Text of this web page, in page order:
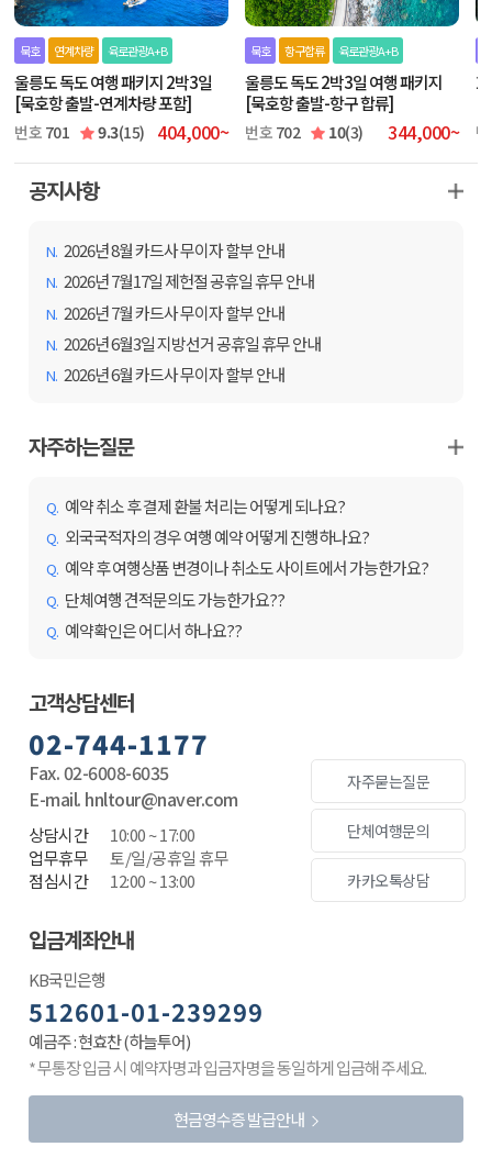
묵호 연계차량 육로관광A+B
울릉도 독도 여행 패키지 2박3일
[묵호항 출발-연계차량 포함]
번호 701 9.3(15) 404,000~
묵호 항구합류 육로관광A+B
울릉도 독도 2박3일 여행 패키지
[묵호항 출발-항구 합류]
번호 702 10(3) 344,000~
2
공지사항
N. 2026년 8월 카드사 무이자 할부 안내
N. 2026년 7월17일 제헌절 공휴일 휴무 안내
N. 2026년 7월 카드사 무이자 할부 안내
N. 2026년 6월3일 지방선거 공휴일 휴무 안내
N. 2026년 6월 카드사 무이자 할부 안내
자주하는질문
Q. 예약 취소 후 결제 환불 처리는 어떻게 되나요?
Q. 외국국적자의 경우 여행 예약 어떻게 진행하나요?
Q. 예약 후 여행상품 변경이나 취소도 사이트에서 가능한가요?
Q. 단체여행 견적문의도 가능한가요??
Q. 예약확인은 어디서 하나요??
고객상담센터
02-744-1177
Fax. 02-6008-6035
E-mail. hnltour@naver.com
상담시간
10:00 ~ 17:00
업무휴무
토/일/공휴일 휴무
점심시간
12:00 ~ 13:00
자주묻는질문
단체여행문의
카카오톡상담
입금계좌안내
KB국민은행
512601-01-239299
예금주 : 현효찬 (하늘투어)
* 무통장 입금 시 예약자명과 입금자명을 동일하게 입금해 주세요.
현금영수증 발급안내